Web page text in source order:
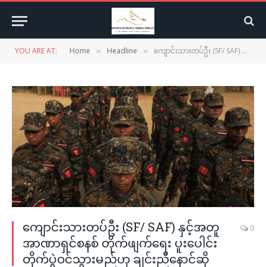
YOU ARE AT: Home » Headline » ကျောင်းသားတပ်ဦး (SF/ SAF) နှင့်အတူ အာဏာရှင်စနစ် တိုက်ဖျက်ရေး ပူးပေါင်းတိုက်ပွဲဝင်သွားမည်ဟု ချင်းညီနောင်ဆို
ကျောင်းသားတပ်ဦး (SF/ SAF) နှင့်အတူ
အာဏာရှင်စနစ် တိုက်ဖျက်ရေး ပူးပေါင်း
တိုက်ပွဲဝင်သွားမည်ဟု ချင်းညီနောင်ဆို
0